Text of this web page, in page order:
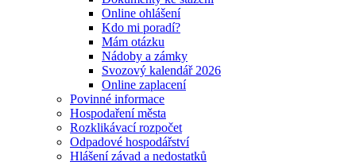
Online ohlášení
Kdo mi poradí?
Mám otázku
Nádoby a zámky
Svozový kalendář 2026
Online zaplacení
Povinné informace
Hospodaření města
Rozklikávací rozpočet
Odpadové hospodářství
Hlášení závad a nedostatků